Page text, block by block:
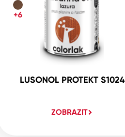
LUSONOL PROTEKT S1024
ZOBRAZIT
+6